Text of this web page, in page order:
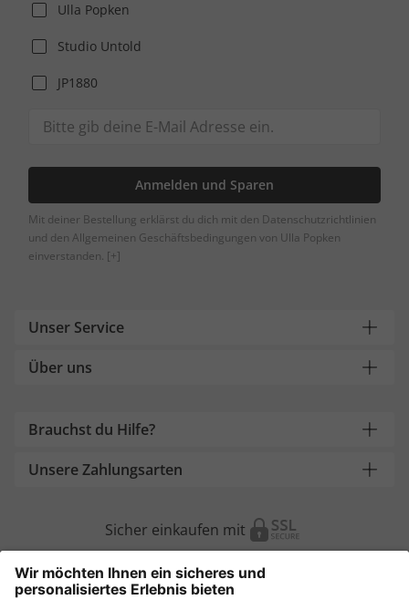
Ulla Popken
Studio Untold
JP1880
Anmelden und Sparen
Mit deiner Bestellung erklärst du dich mit den Datenschutzrichtlinien
und den Allgemeinen Geschäftsbedingungen von Ulla Popken
einverstanden. [+]
Unser Service
Über uns
Brauchst du Hilfe?
Unsere Zahlungsarten
Sicher einkaufen mit
Weitere Onlineshops